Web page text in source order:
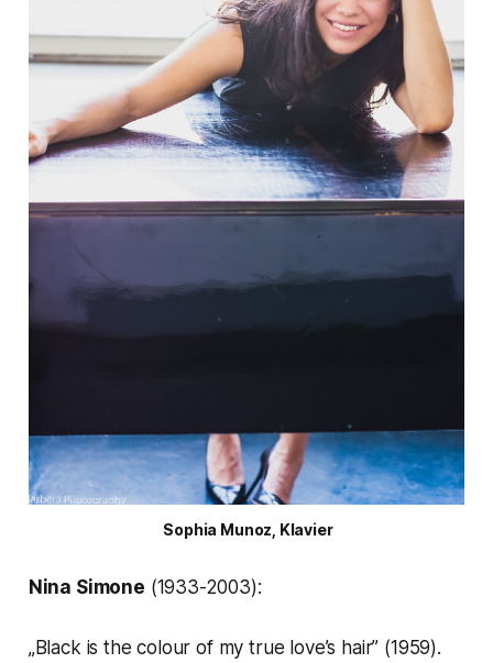
Sophia Munoz, Klavier
Nina Simone (1933-2003):
„Black is the colour of my true love’s hair” (1959).